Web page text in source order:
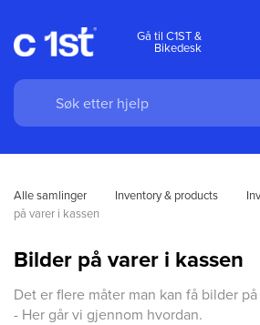
Gå til C1ST &
Bikedesk
Alle samlinger Inventory & products
på varer i kassen
Bilder på varer i kassen
Det er flere måter man kan få bilder
- Her går vi gjennom hvordan.